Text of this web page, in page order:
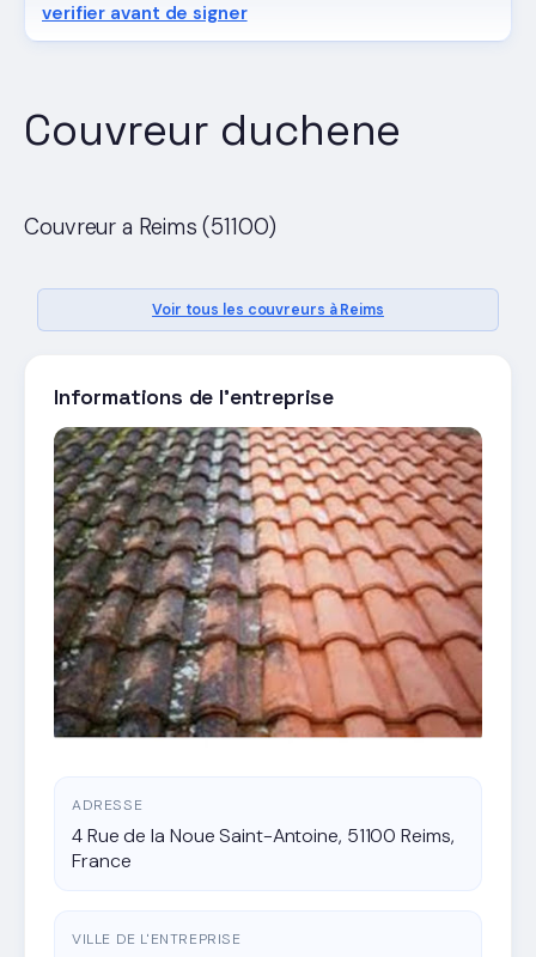
Couvreur duchene
Couvreur a Reims (51100)
Voir tous les couvreurs à Reims
Informations de l'entreprise
ADRESSE
4 Rue de la Noue Saint-Antoine, 51100 Reims,
France
VILLE DE L'ENTREPRISE
verifier avant de signer